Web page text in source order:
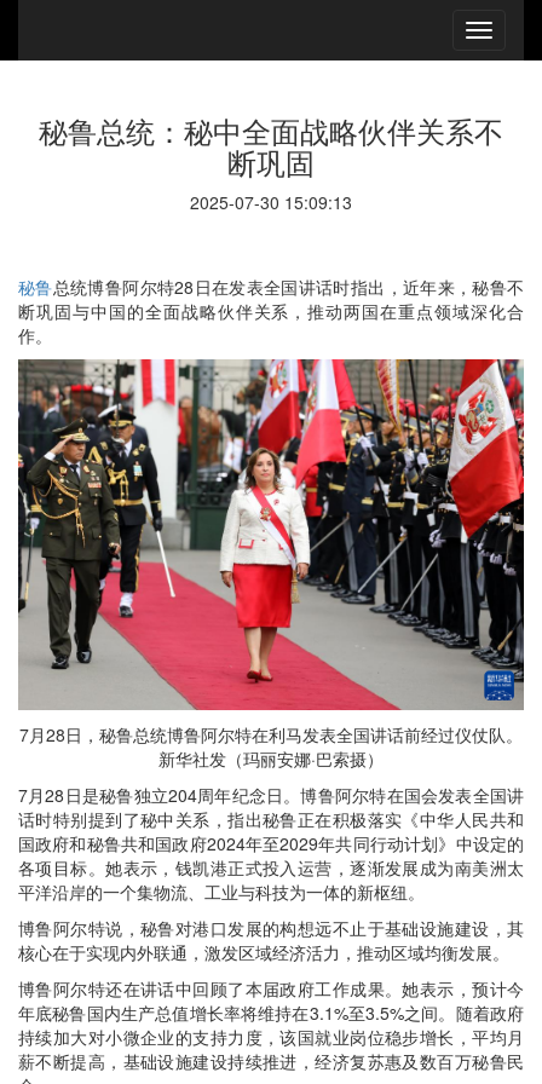
秘鲁总统：秘中全面战略伙伴关系不
断巩固
2025-07-30 15:09:13
秘鲁总统博鲁阿尔特28日在发表全国讲话时指出，近年来，秘鲁不
断巩固与中国的全面战略伙伴关系，推动两国在重点领域深化合
作。
7月28日，秘鲁总统博鲁阿尔特在利马发表全国讲话前经过仪仗队。
新华社发（玛丽安娜·巴索摄）
7月28日是秘鲁独立204周年纪念日。博鲁阿尔特在国会发表全国讲
话时特别提到了秘中关系，指出秘鲁正在积极落实《中华人民共和
国政府和秘鲁共和国政府2024年至2029年共同行动计划》中设定的
各项目标。她表示，钱凯港正式投入运营，逐渐发展成为南美洲太
平洋沿岸的一个集物流、工业与科技为一体的新枢纽。
博鲁阿尔特说，秘鲁对港口发展的构想远不止于基础设施建设，其
核心在于实现内外联通，激发区域经济活力，推动区域均衡发展。
博鲁阿尔特还在讲话中回顾了本届政府工作成果。她表示，预计今
年底秘鲁国内生产总值增长率将维持在3.1%至3.5%之间。随着政府
持续加大对小微企业的支持力度，该国就业岗位稳步增长，平均月
薪不断提高，基础设施建设持续推进，经济复苏惠及数百万秘鲁民